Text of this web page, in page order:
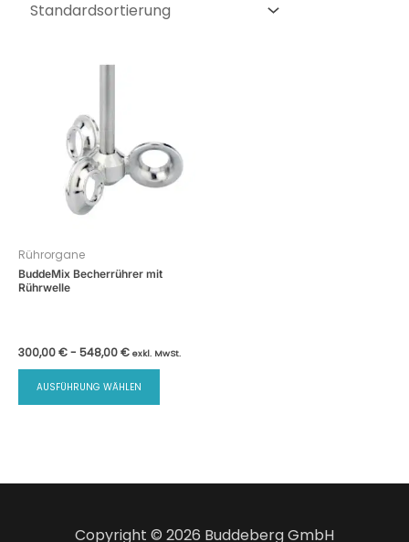
Rührorgane
BuddeMix Becherrührer mit
Rührwelle
300,00€- 548,00€ exkl. MwSt.
AUSFÜHRUNG WÄHLEN
Copyright © 2026 Buddeberg GmbH